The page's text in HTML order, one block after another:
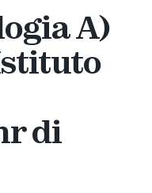
A)
di